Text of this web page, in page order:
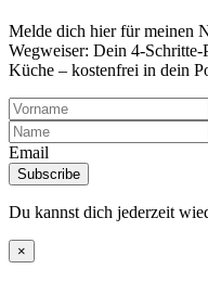
Melde dich hier für meinen
Wegweiser: Dein 4-
Küche – kostenfrei in dein
Email
Du kannst dich jederzeit
×